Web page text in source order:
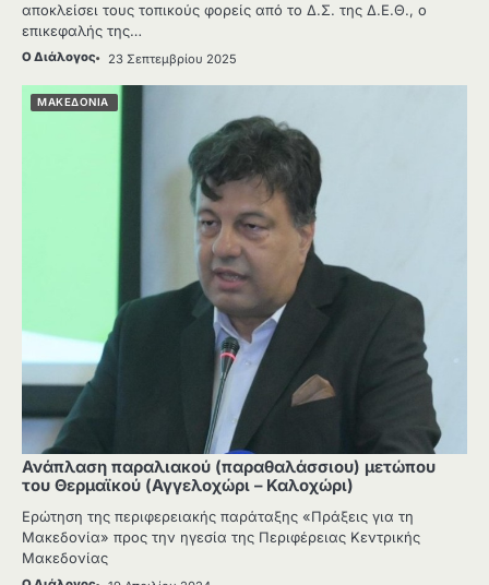
αποκλείσει τους τοπικούς φορείς από το Δ.Σ. της Δ.Ε.Θ., ο
επικεφαλής της…
Ο Διάλογος 23 Σεπτεμβρίου 2025
ΜΑΚΕΔΟΝΙΑ
Ανάπλαση παραλιακού (παραθαλάσσιου) μετώπου
του Θερμαϊκού (Αγγελοχώρι – Καλοχώρι)
Ερώτηση της περιφερειακής παράταξης «Πράξεις για τη
Μακεδονία» προς την ηγεσία της Περιφέρειας Κεντρικής
Μακεδονίας